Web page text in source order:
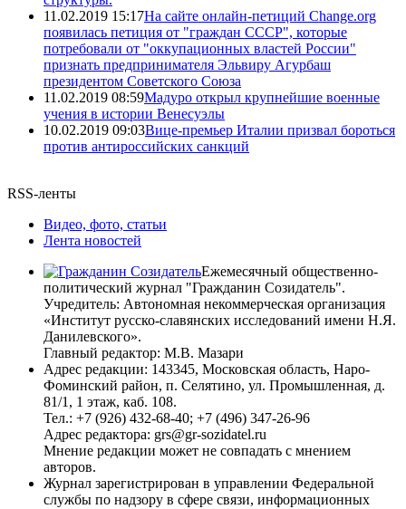
11.02.2019 15:17На сайте онлайн-петиций Change.org
появилась петиция от "граждан СССР", которые
потребовали от "оккупационных властей России"
признать предпринимателя Эльвиру Агурбаш
президентом Советского Союза
11.02.2019 08:59Мадуро открыл крупнейшие военные
учения в истории Венесуэлы
10.02.2019 09:03Вице-премьер Италии призвал бороться
против антироссийских санкций
RSS-ленты
Видео, фото, статьи
Лента новостей
Ежемесячный общественно-
политический журнал "Гражданин Созидатель".
Учредитель: Автономная некоммерческая организация
«Институт русско-славянских исследований имени Н.Я.
Данилевского».
Главный редактор: М.В. Мазари
Адрес редакции: 143345, Московская область, Наро-
Фоминский район, п. Селятино, ул. Промышленная, д.
81/1, 1 этаж, каб. 108.
Тел.: +7 (926) 432-68-40; +7 (496) 347-26-96
Адрес редактора: grs@gr-sozidatel.ru
Мнение редакции может не совпадать с мнением
авторов.
Журнал зарегистрирован в управлении Федеральной
службы по надзору в сфере связи, информационных